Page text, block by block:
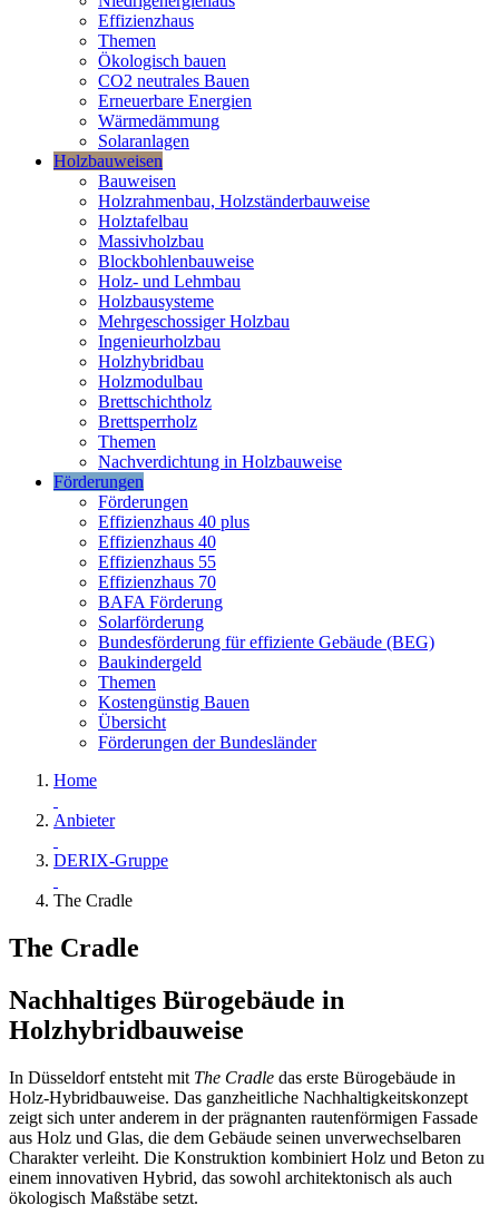
Effizienzhaus
Themen
Ökologisch bauen
CO2 neutrales Bauen
Erneuerbare Energien
Wärmedämmung
Solaranlagen
Holzbauweisen
Bauweisen
Holzrahmenbau, Holzständerbauweise
Holztafelbau
Massivholzbau
Blockbohlenbauweise
Holz- und Lehmbau
Holzbausysteme
Mehrgeschossiger Holzbau
Ingenieurholzbau
Holzhybridbau
Holzmodulbau
Brettschichtholz
Brettsperrholz
Themen
Nachverdichtung in Holzbauweise
Förderungen
Förderungen
Effizienzhaus 40 plus
Effizienzhaus 40
Effizienzhaus 55
Effizienzhaus 70
BAFA Förderung
Solarförderung
Bundesförderung für effiziente Gebäude (BEG)
Baukindergeld
Themen
Kostengünstig Bauen
Übersicht
Förderungen der Bundesländer
Home
Anbieter
DERIX-Gruppe
The Cradle
The Cradle
Nachhaltiges Bürogebäude in
Holzhybridbauweise
In Düsseldorf entsteht mit The Cradle das erste Bürogebäude in
Holz-Hybridbauweise. Das ganzheitliche Nachhaltigkeitskonzept
zeigt sich unter anderem in der prägnanten rautenförmigen Fassade
aus Holz und Glas, die dem Gebäude seinen unverwechselbaren
Charakter verleiht. Die Konstruktion kombiniert Holz und Beton zu
einem innovativen Hybrid, das sowohl architektonisch als auch
ökologisch Maßstäbe setzt.